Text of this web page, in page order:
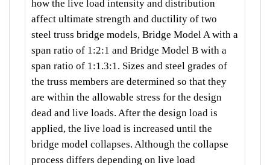
how the live load intensity and distribution
affect ultimate strength and ductility of two
steel truss bridge models, Bridge Model A with a
span ratio of 1:2:1 and Bridge Model B with a
span ratio of 1:1.3:1. Sizes and steel grades of
the truss members are determined so that they
are within the allowable stress for the design
dead and live loads. After the design load is
applied, the live load is increased until the
bridge model collapses. Although the collapse
process differs depending on live load